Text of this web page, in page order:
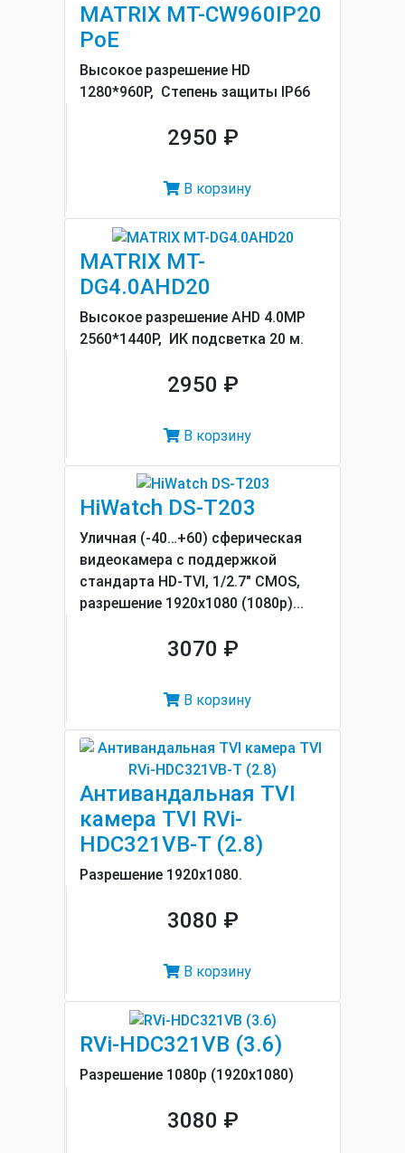
MATRIX MT-CW960IP20
PoE
Высокое разрешение HD
1280*960P, Cтепень защиты IP66
2950 ₽
В корзину
MATRIX MT-
DG4.0AHD20
Высокое разрешение AHD 4.0MP
2560*1440P, ИК подсветка 20 м.
2950 ₽
В корзину
HiWatch DS-T203
Уличная (-40…+60) сферическая
видеокамера с поддержкой
стандарта HD-TVI, 1/2.7" CMOS,
разрешение 1920x1080 (1080p)...
3070 ₽
В корзину
Антивандальная TVI
камера TVI RVi-
HDC321VB-T (2.8)
Разрешение 1920x1080.
3080 ₽
В корзину
RVi-HDC321VB (3.6)
Разрешение 1080p (1920x1080)
3080 ₽